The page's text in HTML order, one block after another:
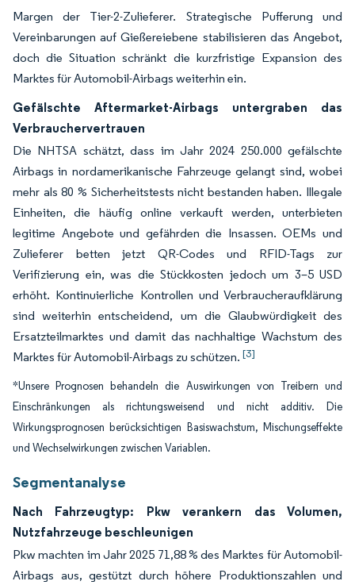
Margen der Tier-2-Zulieferer. Strategische Pufferung und
Vereinbarungen auf Gießereiebene stabilisieren das Angebot,
doch die Situation schränkt die kurzfristige Expansion des
Marktes für Automobil-Airbags weiterhin ein.
Gefälschte Aftermarket-Airbags untergraben das
Verbrauchervertrauen
Die NHTSA schätzt, dass im Jahr 2024 250.000 gefälschte
Airbags in nordamerikanische Fahrzeuge gelangt sind, wobei
mehr als 80 % Sicherheitstests nicht bestanden haben. Illegale
Einheiten, die häufig online verkauft werden, unterbieten
legitime Angebote und gefährden die Insassen. OEMs und
Zulieferer betten jetzt QR-Codes und RFID-Tags zur
Verifizierung ein, was die Stückkosten jedoch um 3–5 USD
erhöht. Kontinuierliche Kontrollen und Verbraucheraufklärung
sind weiterhin entscheidend, um die Glaubwürdigkeit des
Ersatzteilmarktes und damit das nachhaltige Wachstum des
Marktes für Automobil-Airbags zu schützen. [3]
*Unsere Prognosen behandeln die Auswirkungen von Treibern und
Einschränkungen als richtungsweisend und nicht additiv. Die
Wirkungsprognosen berücksichtigen Basiswachstum, Mischungseffekte
und Wechselwirkungen zwischen Variablen.
Segmentanalyse
Nach Fahrzeugtyp: Pkw verankern das Volumen,
Nutzfahrzeuge beschleunigen
Pkw machten im Jahr 2025 71,88 % des Marktes für Automobil-
Airbags aus, gestützt durch höhere Produktionszahlen und